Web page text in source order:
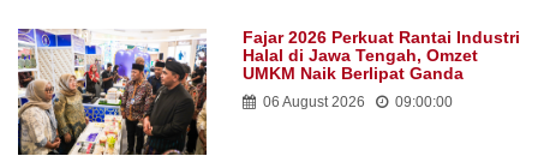
Fajar 2026 Perkuat Rantai Industri
Halal di Jawa Tengah, Omzet
UMKM Naik Berlipat Ganda
06 August 2026 09:00:00